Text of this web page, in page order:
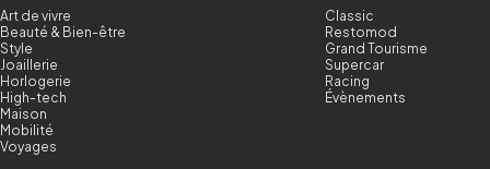
Art de vivre
Beauté & Bien-être
Style
Joaillerie
Horlogerie
High-tech
Maison
Mobilité
Voyages
Classic
Restomod
Grand Tourisme
Supercar
Racing
Évènements